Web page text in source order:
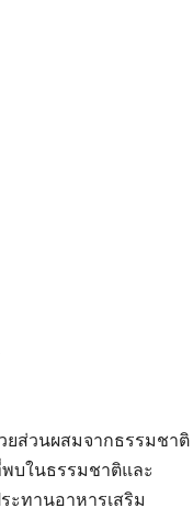
ส่วนผสมจากธรรมชาติ
บในธรรมชาติและ
ทานอาหารเสริม